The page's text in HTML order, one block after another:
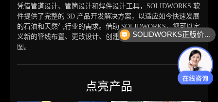
凭借管道设计、管筒设计和焊件设计工具，SOLIDWORKS 软
件提供了完整的 3D 产品开发解决方案，以适应如今快速发展
的石油和天然气行业的需求。借助 SOLIDWORKS，您可以定
义新的管线布置、更改设计、创建 2D 工程图和绘制焊件详
图。
点亮产品
SOLIDWORKS正版价格？
企业服务咨询